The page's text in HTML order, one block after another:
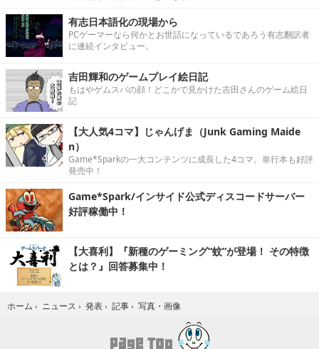
有志日本語化の現場から
PCゲーマーなら何かとお世話になっているであろう有志翻訳者
に連続インタビュー。
吉田輝和のゲームプレイ絵日記
もはやゲムスパの顔！どこかで見かけた吉田さんのゲーム絵日
記
【大人気4コマ】じゃんげま（Junk Gaming Maide
n）
Game*Sparkの一大コンテンツに成長した4コマ。単行本も好評
発売中！
Game*Spark/インサイド公式ディスコードサーバー
好評稼働中！
【大喜利】『新種のゲーミング“蚊”が登場！ その特徴
とは？』回答募集中！
ホーム › ニュース › 発表 › 記事 › 写真・画像